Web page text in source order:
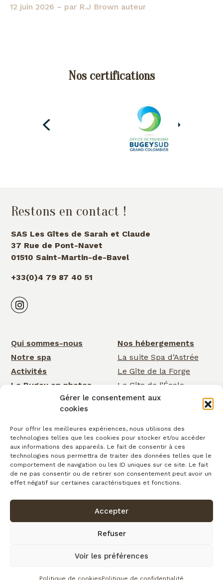
Gérer le consentement aux
cookies
Pour offrir les meilleures expériences, nous utilisons des
technologies telles que les cookies pour stocker et/ou accéder
aux informations des appareils. Le fait de consentir à ces
technologies nous permettra de traiter des données telles que le
comportement de navigation ou les ID uniques sur ce site. Le fait
de ne pas consentir ou de retirer son consentement peut avoir un
effet négatif sur certaines caractéristiques et fonctions.
Accepter
Refuser
Voir les préférences
Politique de cookiesPolitique de confidentialité
12 juin 2026 – par R.J Brown auteur
Nos certifications
Restons en contact !
SAS Les Gîtes de Sarah et Claude
37 Rue de Pont-Navet
01510 Saint-Martin-de-Bavel
+33(0)4 79 87 40 51
Qui sommes-nous
Notre spa
Activités
Le Bugey en photos
Nos services
Événementiel
Actualités
Cartes cadeaux
Contact
Nos hébergements
La suite Spa d’Astrée
Le Gîte de la Forge
Le Gîte de l’École
Le Gîte de la Cascade
La Chambre de la
Cascade
La Chambre d’Astrée
Le Gîte de
Clairefontaine
Conditions générales de vente
Plan du site
fait avec par l’Agence IDCOM